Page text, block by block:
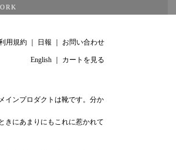
用規約 日報 お問い合わせ
English カートを見る
インプロダクトは靴です。分か
きにあまりにもこれに惹かれて